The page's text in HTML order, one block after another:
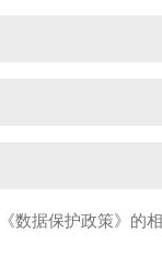
数据保护政策》的